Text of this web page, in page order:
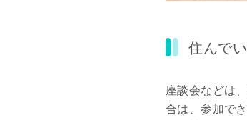
住んで
座談会などは
合は、参加で